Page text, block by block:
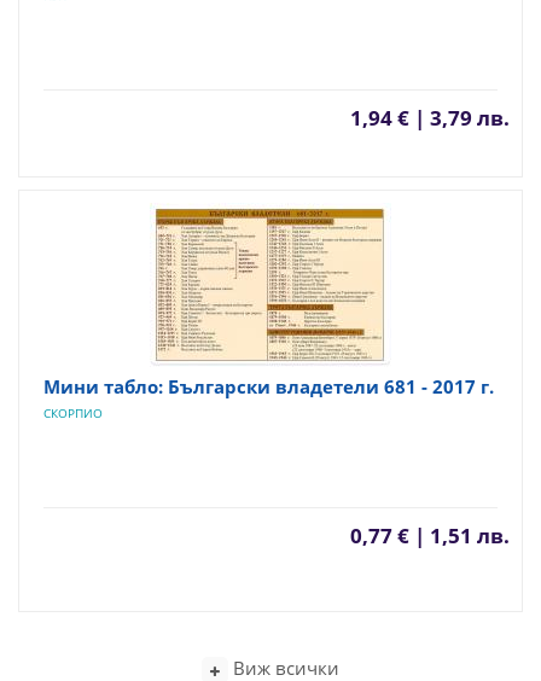
1,94 € | 3,79 лв.
Мини табло: Български владетели 681 - 2017 г.
СКОРПИО
0,77 € | 1,51 лв.
Виж всички